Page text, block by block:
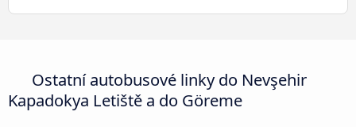
Ostatní autobusové linky do Nevşehir
Kapadokya Letiště a do Göreme